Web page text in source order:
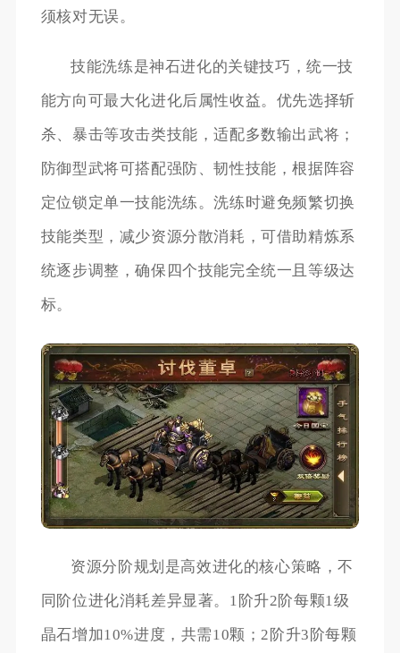
须核对无误。
技能洗练是神石进化的关键技巧，统一技
能方向可最大化进化后属性收益。优先选择斩
杀、暴击等攻击类技能，适配多数输出武将；
防御型武将可搭配强防、韧性技能，根据阵容
定位锁定单一技能洗练。洗练时避免频繁切换
技能类型，减少资源分散消耗，可借助精炼系
统逐步调整，确保四个技能完全统一且等级达
标。
资源分阶规划是高效进化的核心策略，不
同阶位进化消耗差异显著。1阶升2阶每颗1级
晶石增加10%进度，共需10颗；2阶升3阶每颗